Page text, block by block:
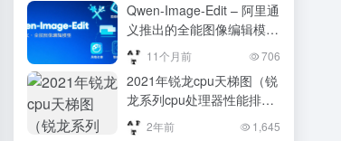
Qwen-Image-Edit – 阿里通
义推出的全能图像编辑模
型，能高效完成各种复杂的
图像编辑任务。
11个月前 706
2021年锐龙cpu天梯图（锐
龙系列cpu处理器性能排
行）2年前 1,645